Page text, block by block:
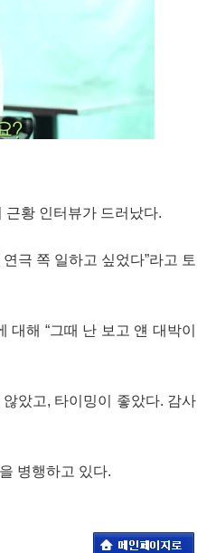
근황 인터뷰가 드러났다.
극 쪽 일하고 싶었다”라고 토
해 “그때 난 보고 얜 대박이
았고, 타이밍이 좋았다. 감사
병행하고 있다.